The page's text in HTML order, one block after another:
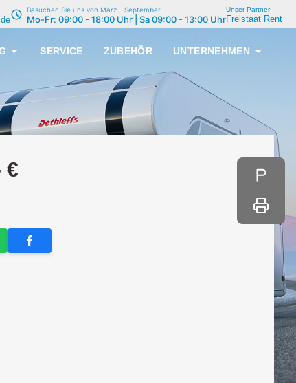
SERVICE ZUBEHÖR UNTERNEHMEN
Besuchen Sie uns von März - September
Mo-Fr: 09:00 - 18:00 Uhr | Sa 09:00 - 13:00 Uhr
Unser Partner
Freistaat Rent
€